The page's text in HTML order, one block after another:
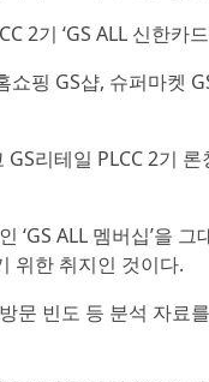
2기 ‘GS ALL 신한카
쇼핑 GS샵, 슈퍼마
리테일 PLCC 2기
‘GS ALL 멤버십’을
위한 취지인 것이다.
빈도 등 분석 자료